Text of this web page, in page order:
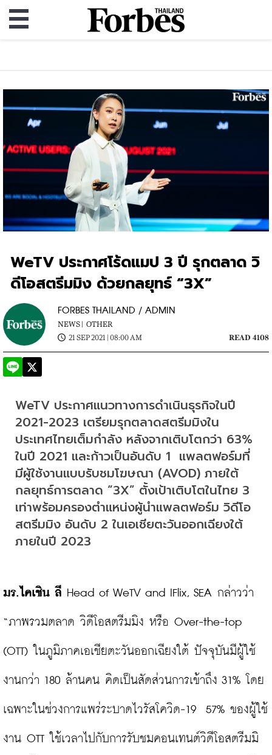
WeTV ประกาศโร้ดแมป 3 ปี รุกตลาด วิ
ดีโอสตรีมมิง ด้วยกลยุทธ์ “3X”
FORBES THAILAND / ADMIN
NEWS | OTHER
21 SEP 2021 | 08:00 AM
READ 4108
WeTV ประกาศแนวทางการดำเนินธุรกิจในปี
2021-2023 เตรียมรุกตลาดสตรีมมิงใน
ประเทศไทยเต็มกำลัง หลังจากเติบโตกว่า 63%
ในปี 2021 และก้าวเป็นอันดับ 1  แพลตฟอร์มที่
มีผู้ใช้งานแบบรับชมโฆษณา (AVOD) ภายใต้
กลยุทธ์การตลาด “3X” ตั้งเป้าเติบโตในไทย 3
เท่าพร้อมครองตำแหน่งผู้นำแพลตฟอร์ม วิดีโอ
สตรีมมิง อันดับ 2 ในเอเชียตะวันออกเฉียงใต้
ภายในปี 2023
มร.ไคเชิน ลี Head of WeTV and IFlix, SEA กล่าวว่า
“ภาพรวมตลาด วิดีโอสตรีมมิง หรือ Over-the-top
(OTT) ในภูมิภาคเอเชียตะวันออกเฉียงใต้ ปัจจุบันมีผู้ใช้
งานกว่า 180 ล้านคน คิดเป็นสัดส่วนการเข้าถึง 31% โดย
เฉพาะในช่วงการแพร่ระบาดไวรัสโควิด-19  57% ของผู้ใช้
งาน OTT ใช้เวลาไปกับการรับชมคอนเทนต์วิดีโอสตรีมมิ